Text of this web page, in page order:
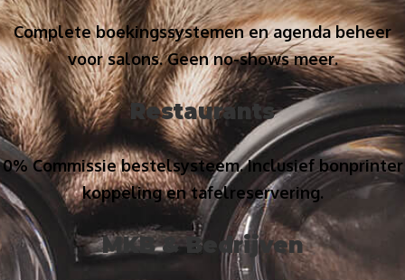
Complete boekingssystemen en agenda beheer
voor salons. Geen no-shows meer.
Restaurants
0% Commissie bestelsysteem. Inclusief bonprinter
koppeling en tafelreservering.
MKB & Bedrijven